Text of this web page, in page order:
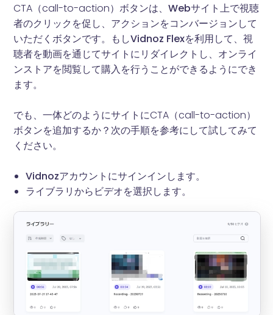
CTA（call-to-action）ボタンは、Webサイト上で視聴
者のクリックを促し、アクションをコンバージョンして
いただくボタンです。もしVidnoz Flexを利用して、視
聴者を動画を通じてサイトにリダイレクトし、オンライ
ンストアを閲覧して購入を行うことができるようにでき
ます。
でも、一体どのようにサイトにCTA（call-to-action）
ボタンを追加するか？次の手順を参考にして試してみて
ください。
Vidnozアカウントにサインインします。
ライブラリからビデオを選択します。